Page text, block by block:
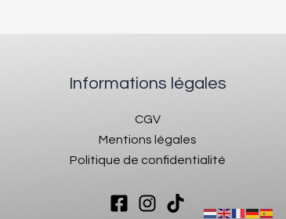
Informations légales
CGV
Mentions légales
Politique de confidentialité